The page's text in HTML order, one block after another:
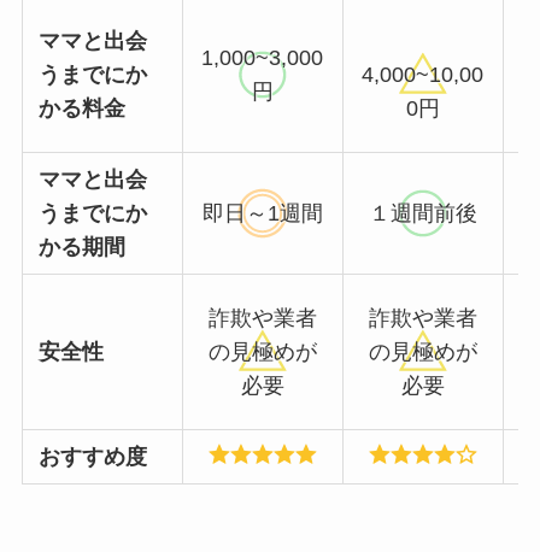
ママと出会
うまでにか
かる料金
1,000~3,000
円
4,000~10,00
0円
ママと出会
うまでにか
かる期間
即日～1週間 １週間前後
安全性
詐欺や業者
の見極めが
必要
詐欺や業者
の見極めが
必要
おすすめ度